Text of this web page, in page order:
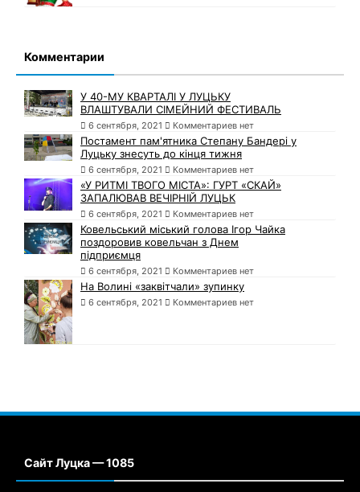
Комментарии
У 40-МУ КВАРТАЛІ У ЛУЦЬКУ
ВЛАШТУВАЛИ СІМЕЙНИЙ ФЕСТИВАЛЬ
6 сентября, 2021 Комментариев нет
Постамент пам'ятника Степану Бандері у
Луцьку знесуть до кінця тижня
6 сентября, 2021 Комментариев нет
«У РИТМІ ТВОГО МІСТА»: ГУРТ «СКАЙ»
ЗАПАЛЮВАВ ВЕЧІРНІЙ ЛУЦЬК
6 сентября, 2021 Комментариев нет
Ковельський міський голова Ігор Чайка
поздоровив ковельчан з Днем
підприємця
6 сентября, 2021 Комментариев нет
На Волині «заквітчали» зупинку
6 сентября, 2021 Комментариев нет
Сайт Луцка — 1085